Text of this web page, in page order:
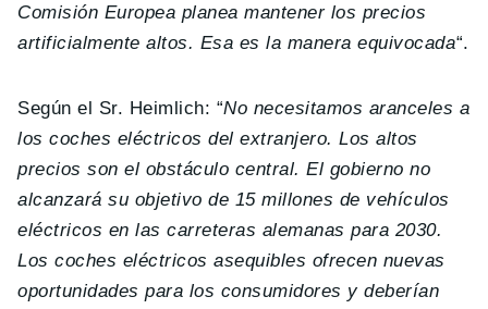
Comisión Europea planea mantener los precios
artificialmente altos. Esa es la manera equivocada“.
Según el Sr. Heimlich: “No necesitamos aranceles a
los coches eléctricos del extranjero. Los altos
precios son el obstáculo central. El gobierno no
alcanzará su objetivo de 15 millones de vehículos
eléctricos en las carreteras alemanas para 2030.
Los coches eléctricos asequibles ofrecen nuevas
oportunidades para los consumidores y deberían